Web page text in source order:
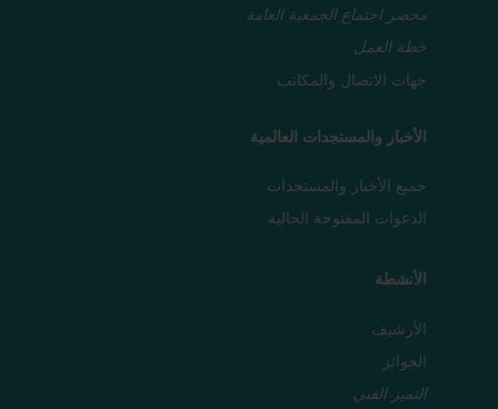
محضر اجتماع الجمعية العامة
خطة العمل
جهات الاتصال والمكاتب
الأخبار والمستجدات العالمية
جميع الأخبار والمستجدات
الدعوات المفتوحة الحالية
الأنشطة
الأرشيف
الجوائز
التميز الفني